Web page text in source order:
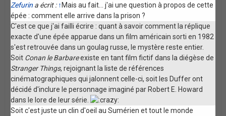
Zefurin a écrit : ↑Mais au fait... j'ai une question à propos de cette
épée : comment elle arrive dans la prison ?
C'est ce que j'ai failli écrire : quant à savoir comment la réplique
exacte d'une épée apparue dans un film américain sorti en 1982
s'est retrouvée dans un goulag russe, le mystère reste entier.
Soit Conan le Barbareexiste en tant film fictif dans la diégèse de
Stranger Things, rejoignant la liste de références
cinématographiques qui jalonnent celle-ci, soit les Duffer ont
décidé d'inclure le personnage imaginé par Robert E. Howard
dans le lore de leur série.
Soit c'est juste un clin d'oeil au Sumérien et tout le monde